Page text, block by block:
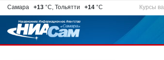
Самара +13 °C, Тольятти +14 °C Курсы